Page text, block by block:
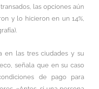
las opciones aún
y lo hicieron en un 14%,
en las tres ciudades y su
señala que en su caso
de pago para